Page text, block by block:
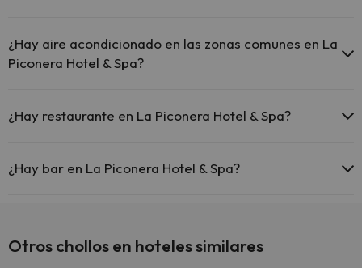
¿Hay aire acondicionado en las zonas comunes en La
Piconera Hotel & Spa?
comunes.
¿Hay restaurante en La Piconera Hotel & Spa?
¿Hay bar en La Piconera Hotel & Spa?
Otros chollos en hoteles similares